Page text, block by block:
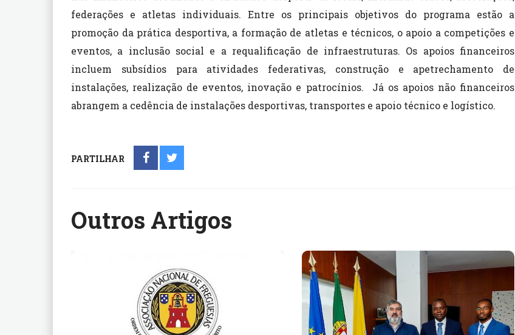
federações e atletas individuais. Entre os principais objetivos do programa estão a
promoção da prática desportiva, a formação de atletas e técnicos, o apoio a competições e
eventos, a inclusão social e a requalificação de infraestruturas. ​Os apoios financeiros
incluem subsídios para atividades federativas, construção e apetrechamento de
instalações, realização de eventos, inovação e patrocínios. ​ Já os apoios não financeiros
abrangem a cedência de instalações desportivas, transportes e apoio técnico e logístico. ​
PARTILHAR
Outros Artigos